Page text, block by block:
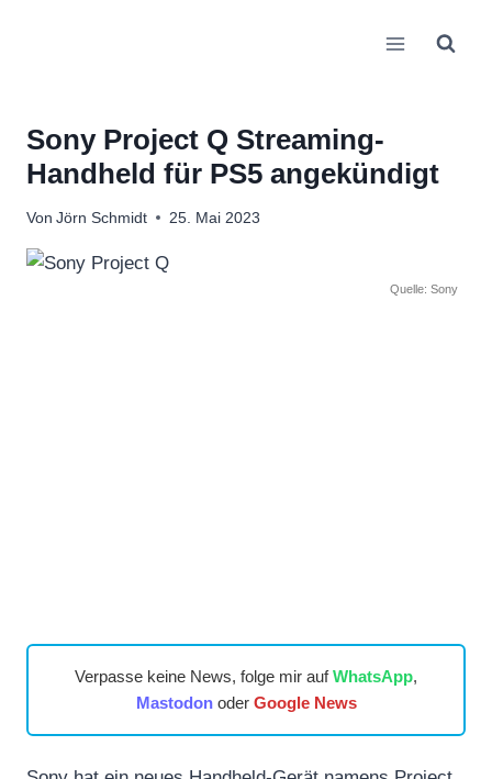
Sony Project Q Streaming-
Handheld für PS5 angekündigt
Von Jörn Schmidt 25. Mai 2023
Quelle: Sony
Verpasse keine News, folge mir aufWhatsApp,
Mastodonoder Google News